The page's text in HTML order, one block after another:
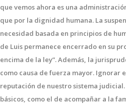
que vemos ahora es una
que por la dignidad humana. La
necesidad basada en principios de
de Luis permanece encerrado en su
encima de la ley”. Además, la
como causa de fuerza mayor. Ignorar
reputación de nuestro sistema
básicos, como el de acompañar a la